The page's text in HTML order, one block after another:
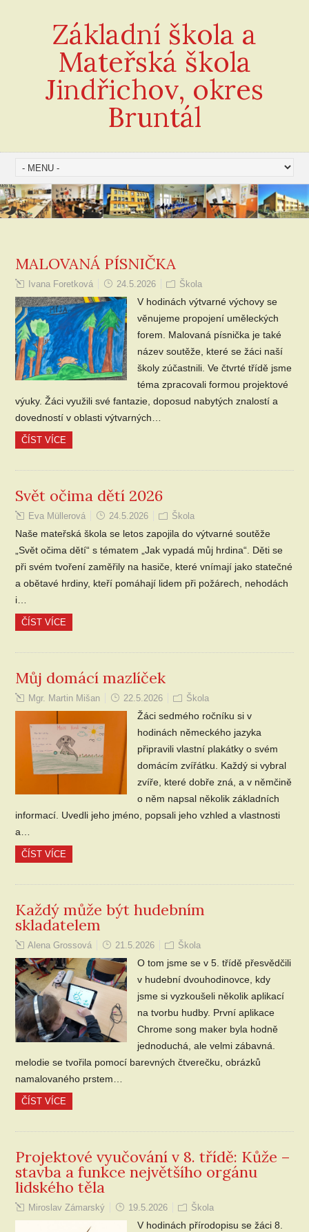
Základní škola a
Mateřská škola
Jindřichov, okres
Bruntál
MALOVANÁ PÍSNIČKA
Ivana Foretková 24.5.2026 Škola
V hodinách výtvarné výchovy se
věnujeme propojení uměleckých
forem. Malovaná písnička je také
název soutěže, které se žáci naší
školy zúčastnili. Ve čtvrté třídě jsme
téma zpracovali formou projektové
výuky. Žáci využili své fantazie, doposud nabytých znalostí a
dovedností v oblasti výtvarných…
ČÍST VÍCE
Svět očima dětí 2026
Eva Müllerová 24.5.2026 Škola
Naše mateřská škola se letos zapojila do výtvarné soutěže
„Svět očima dětí“ s tématem „Jak vypadá můj hrdina“. Děti se
při svém tvoření zaměřily na hasiče, které vnímají jako statečné
a obětavé hrdiny, kteří pomáhají lidem při požárech, nehodách
i…
ČÍST VÍCE
Můj domácí mazlíček
Mgr. Martin Mišan 22.5.2026 Škola
Žáci sedmého ročníku si v
hodinách německého jazyka
připravili vlastní plakátky o svém
domácím zvířátku. Každý si vybral
zvíře, které dobře zná, a v němčině
o něm napsal několik základních
informací. Uvedli jeho jméno, popsali jeho vzhled a vlastnosti
a…
ČÍST VÍCE
Každý může být hudebním
skladatelem
Alena Grossová 21.5.2026 Škola
O tom jsme se v 5. třídě přesvědčili
v hudební dvouhodinovce, kdy
jsme si vyzkoušeli několik aplikací
na tvorbu hudby. První aplikace
Chrome song maker byla hodně
jednoduchá, ale velmi zábavná.
melodie se tvořila pomocí barevných čtverečku, obrázků
namalovaného prstem…
ČÍST VÍCE
Projektové vyučování v 8. třídě: Kůže –
stavba a funkce největšího orgánu
lidského těla
Miroslav Zámarský 19.5.2026 Škola
V hodinách přírodopisu se žáci 8.